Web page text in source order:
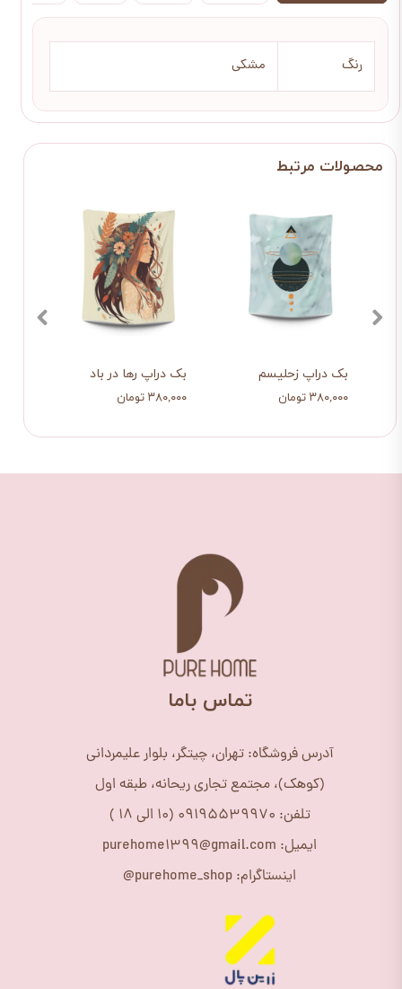
رنگ مشکی
بک دراپ رها در باد
۳۸۰,۰۰۰ تومان
بک دراپ زحلیسم
۳۸۰,۰۰۰ تومان
​تماس باما
آدرس فروشگاه: تهران، چیتگر، بلوار علیمردانی
(کوهک)، مجتمع تجاری ریحانه، طبقه اول
تلفن: 09195539970 (10 الی 18 )
ایمیل: purehome1399@gmail.com
اینستاگرام: purehome_shop@